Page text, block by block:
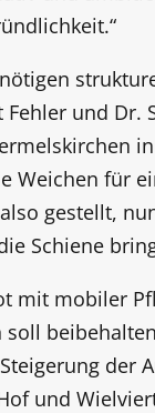
und Dr.
Weichen für
gestellt,
Schiene
mit mobiler
der
und